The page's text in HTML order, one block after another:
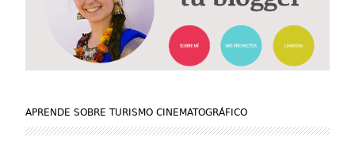
APRENDE SOBRE TURISMO CINEMATOGRÁFICO